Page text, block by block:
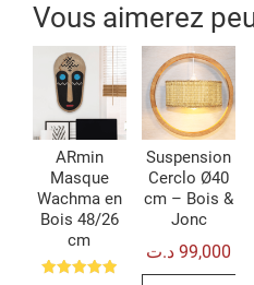
Vous aimerez
ARmin
Masque
Wachma en
Bois 48/26
cm
Suspension
Cerclo Ø40
cm – Bois &
Jonc
99,000 د.ت